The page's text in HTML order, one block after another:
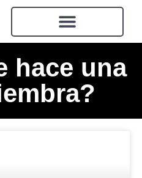
hace una